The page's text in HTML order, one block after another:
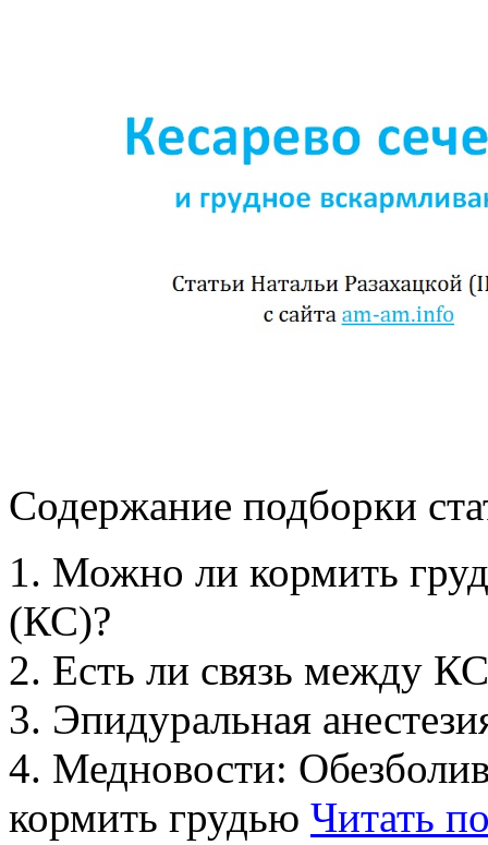
Содержание подборки
1. Можно ли кормить
(КС)?
2. Есть ли связь между
3. Эпидуральная
4. Медновости:
кормить грудью Читать